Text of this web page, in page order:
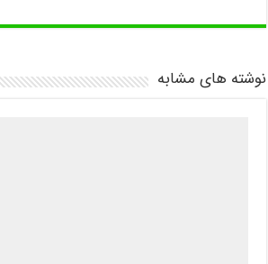
نوشته های مشابه